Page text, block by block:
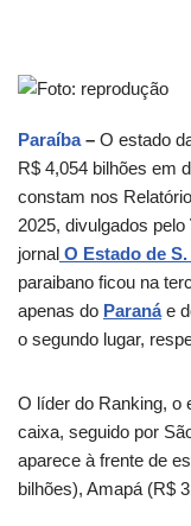
Paraíba – O estado
R$ 4,054 bilhões em
constam nos
2025, divulgados pelo
jornal O Estado de
paraibano ficou na
apenas do Paranáe
o segundo lugar,
O líder do Ranking, o
caixa, seguido por
aparece à frente de
bilhões), Amapá (R$